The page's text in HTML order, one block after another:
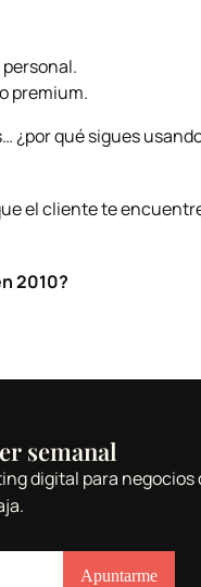
premium.
¿por qué sigues
el cliente te
2010?
semanal
digital para negocios